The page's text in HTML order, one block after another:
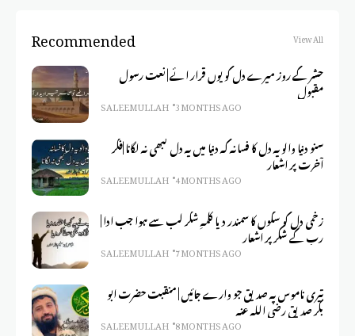
Recommended View All
حشر کے روز میرے دل کو یوں قرار ائے | نعت رسول
مقبول
SALEEM ULLAH 3 MONTHS AGO
سنو دنیا والو یہ دل کا فسانہ کہ دنیا میں یہ دل کبھی نہ لگانا |فکر
آخرت پر اشعار
SALEEM ULLAH 4 MONTHS AGO
زخمی دل کو سکوں کا سمندر دیا کلمہِ شکر لب سے ہوا جب ادا |
رب کے شکر پر اشعار
SALEEM ULLAH 7 MONTHS AGO
تیری ناموس پہ صدیق جو وارے جائیں | منقبت حضرت ابو
بکر صدیق رضی اللہ عنہ
SALEEM ULLAH 8 MONTHS AGO